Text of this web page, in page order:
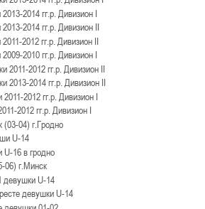
12-14.03.3036
Пинск
U-12, юноши
Дивизион 1, 12-14 марта 2026 г., г. Пинск, ул.
05-07.03.2026
Минск
U-14, юноши
Дивизион 1, 05-07 марта 2026 г., г. Минск, ул.
05-06.03.2026